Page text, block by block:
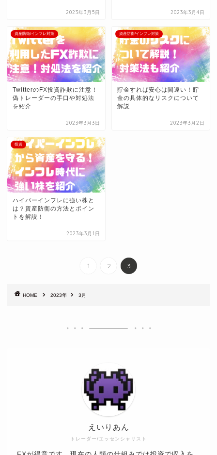
2023年3月5日 2023年3月4日
資産防衛/インフレ対策
TwitterのFX投資詐欺に注意！
偽トレーダーの手口や対処法
を紹介
2023年3月3日
資産防衛/インフレ対策
貯金すれば安心は間違い！貯
金の具体的なリスクについて
解説
2023年3月2日
投資
ハイパーインフレに強い株と
は？資産防衛の方法とポイン
トを解説！
2023年3月1日
1 2 3
HOME 2023年 3月
トレーダー/エッセンシャリスト
えいりあん